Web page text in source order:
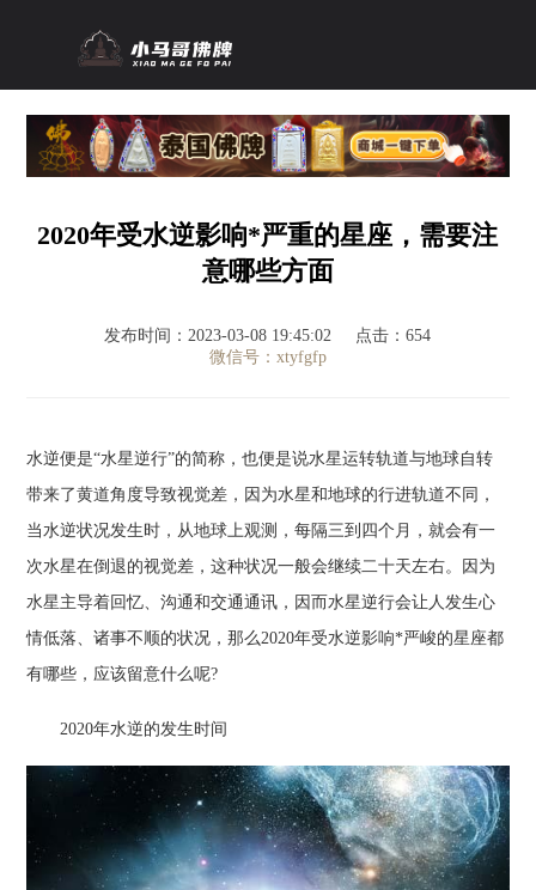
2020年受水逆影响*严重的星座，需要注
意哪些方面
发布时间：2023-03-08 19:45:02
点击：654
微信号：xtyfgfp
水逆便是“水星逆行”的简称，也便是说水星运转轨道与地球自转
带来了黄道角度导致视觉差，因为水星和地球的行进轨道不同，
当水逆状况发生时，从地球上观测，每隔三到四个月，就会有一
次水星在倒退的视觉差，这种状况一般会继续二十天左右。因为
水星主导着回忆、沟通和交通通讯，因而水星逆行会让人发生心
情低落、诸事不顺的状况，那么2020年受水逆影响*严峻的星座都
有哪些，应该留意什么呢?
2020年水逆的发生时间